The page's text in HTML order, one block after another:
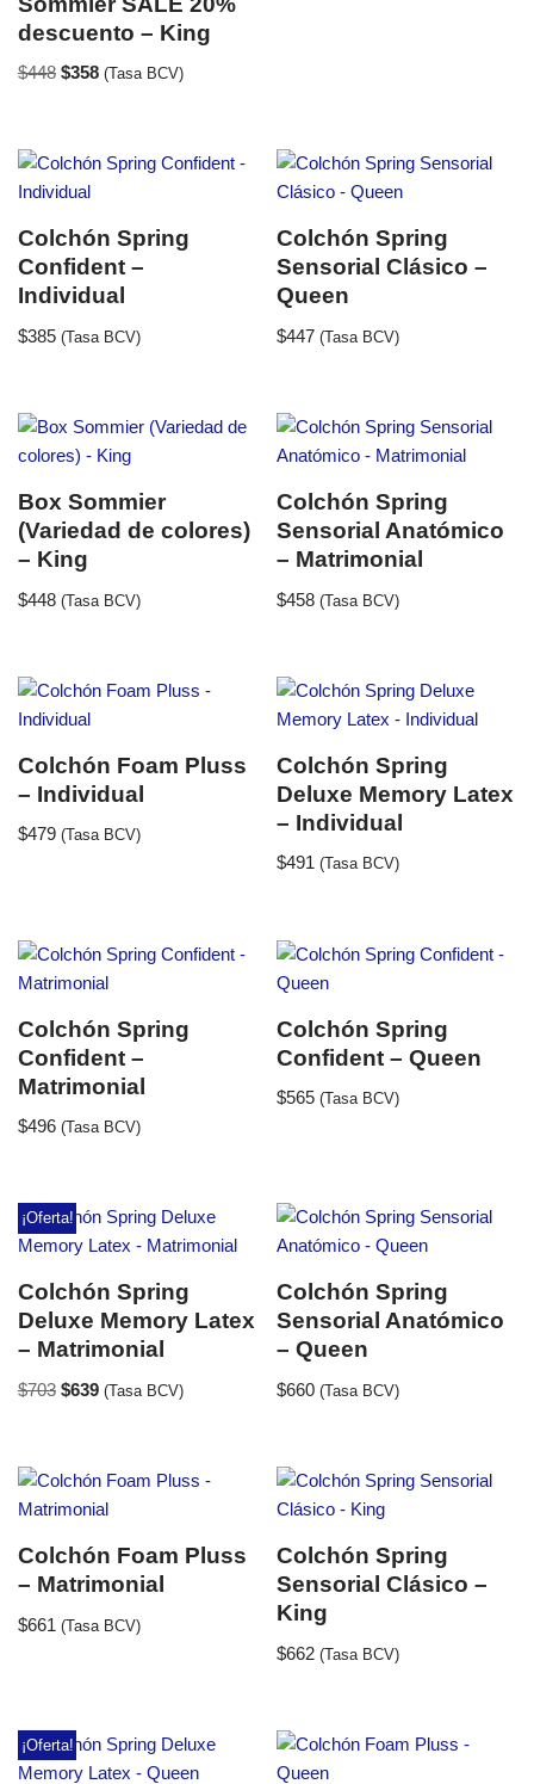
descuento – King
$448 $358 (Tasa BCV)
Colchón Spring
Confident –
Individual
$385 (Tasa BCV)
Colchón Spring
Sensorial Clásico –
Queen
$447 (Tasa BCV)
Box Sommier
(Variedad de colores)
– King
$448 (Tasa BCV)
Colchón Spring
Sensorial Anatómico
– Matrimonial
$458 (Tasa BCV)
Colchón Foam Pluss
– Individual
$479 (Tasa BCV)
Colchón Spring
Deluxe Memory Latex
– Individual
$491 (Tasa BCV)
Colchón Spring
Confident –
Matrimonial
$496 (Tasa BCV)
Colchón Spring
Confident – Queen
$565 (Tasa BCV)
¡Oferta!
Colchón Spring
Deluxe Memory Latex
– Matrimonial
$703 $639 (Tasa BCV)
Colchón Spring
Sensorial Anatómico
– Queen
$660 (Tasa BCV)
Colchón Foam Pluss
– Matrimonial
$661 (Tasa BCV)
Colchón Spring
Sensorial Clásico –
King
$662 (Tasa BCV)
¡Oferta!